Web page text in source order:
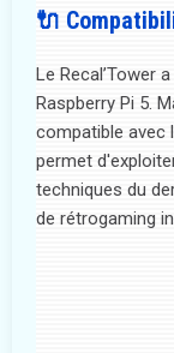
🔌
Le Recal’Tower
Raspberry Pi 5.
compatible avec
permet
techniques du
de rétrogaming